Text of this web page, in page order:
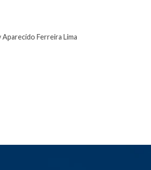
Ferreira Lima